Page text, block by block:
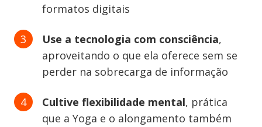
formatos digitais
Use a tecnologia com consciência,
aproveitando o que ela oferece sem se
perder na sobrecarga de informação
Cultive flexibilidade mental, prática
que a Yoga e o alongamento também